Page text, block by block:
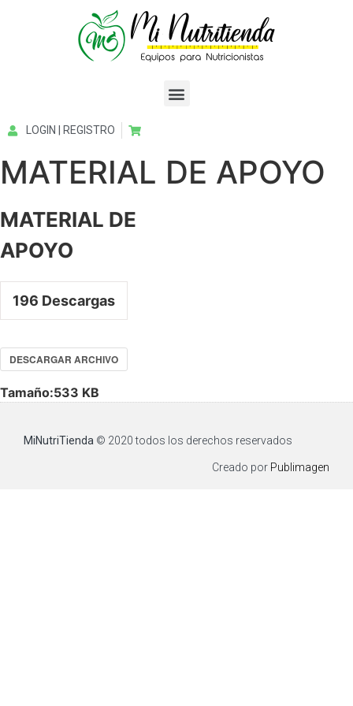
LOGIN | REGISTRO
MATERIAL DE APOYO
MATERIAL DE
APOYO
196 Descargas
DESCARGAR ARCHIVO
Tamaño:533 KB
MiNutriTienda © 2020 todos los derechos reservados​
Creado por Publimagen